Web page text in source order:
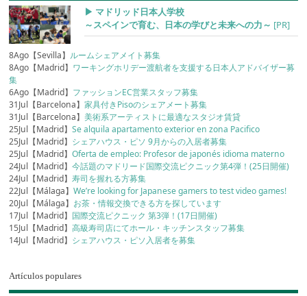
▶︎ マドリッド日本人学校
～スペインで育む、日本の学びと未来への力～ [PR]
8Ago【Sevilla】 ルームシェアメイト募集
8Ago【Madrid】 ワーキングホリデー渡航者を支援する日本人アドバイザー募
集
6Ago【Madrid】 ファッションEC営業スタッフ募集
31Jul【Barcelona】家具付きPisoのシェアメート募集
31Jul【Barcelona】美術系アーティストに最適なスタジオ賃貸
25Jul【Madrid】Se alquila apartamento exterior en zona Pacifico
25Jul【Madrid】 シェアハウス・ピソ 9月からの入居者募集
25Jul【Madrid】Oferta de empleo: Profesor de japonés idioma materno
24Jul【Madrid】今話題のマドリード国際交流ピクニック第4弾！(25日開催)
24Jul【Madrid】寿司を握れる方募集
22Jul【Málaga】We’re looking for Japanese gamers to test video games!
20Jul【Málaga】 お茶・情報交換できる方を探しています
17Jul【Madrid】 国際交流ピクニック 第3弾！(17日開催)
15Jul【Madrid】高級寿司店にてホール・キッチンスタッフ募集
14Jul【Madrid】 シェアハウス・ピソ入居者を募集
Artículos populares